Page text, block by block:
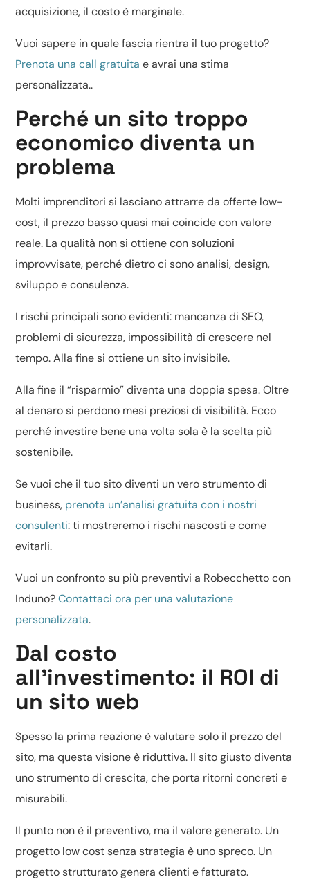
acquisizione, il costo è marginale.
Vuoi sapere in quale fascia rientra il tuo progetto?
Prenota una call gratuita e avrai una stima
personalizzata..
Perché un sito troppo
economico diventa un
problema
Molti imprenditori si lasciano attrarre da offerte low-
cost, il prezzo basso quasi mai coincide con valore
reale. La qualità non si ottiene con soluzioni
improvvisate, perché dietro ci sono analisi, design,
sviluppo e consulenza.
I rischi principali sono evidenti: mancanza di SEO,
problemi di sicurezza, impossibilità di crescere nel
tempo. Alla fine si ottiene un sito invisibile.
Alla fine il “risparmio” diventa una doppia spesa. Oltre
al denaro si perdono mesi preziosi di visibilità. Ecco
perché investire bene una volta sola è la scelta più
sostenibile.
Se vuoi che il tuo sito diventi un vero strumento di
business, prenota un’analisi gratuita con i nostri
consulenti: ti mostreremo i rischi nascosti e come
evitarli.
Vuoi un confronto su più preventivi a Robecchetto con
Induno?Contattaci ora per una valutazione
personalizzata.
Dal costo
all’investimento: il ROI di
un sito web
Spesso la prima reazione è valutare solo il prezzo del
sito, ma questa visione è riduttiva. Il sito giusto diventa
uno strumento di crescita, che porta ritorni concreti e
misurabili.
Il punto non è il preventivo, ma il valore generato. Un
progetto low cost senza strategia è uno spreco. Un
progetto strutturato genera clienti e fatturato.